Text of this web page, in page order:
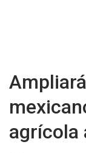
agrícola